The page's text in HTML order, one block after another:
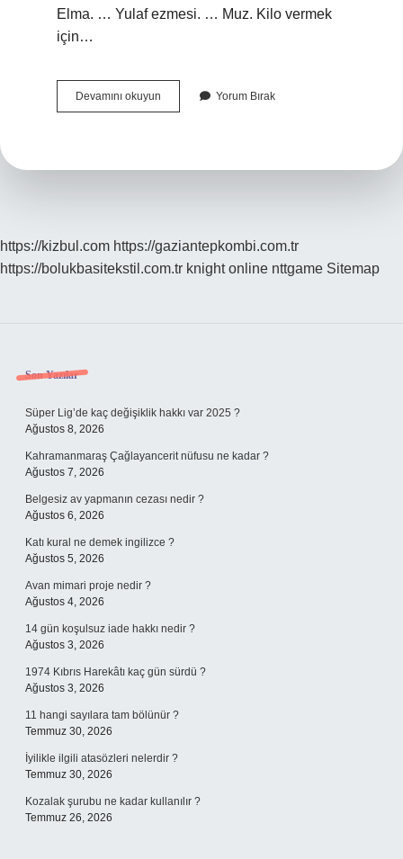
Elma. … Yulaf ezmesi. … Muz. Kilo vermek
için…
Devamını okuyun
Vermek
Yorum Bırak
https://kizbul.com https://gaziantepkombi.com.tr
https://bolukbasitekstil.com.tr knight online nttgame Sitemap
Sidebar
Son Yazılar
Süper Lig’de kaç değişiklik hakkı var 2025 ?
Ağustos 8, 2026
Kahramanmaraş Çağlayancerit nüfusu ne kadar ?
Ağustos 7, 2026
Belgesiz av yapmanın cezası nedir ?
Ağustos 6, 2026
Katı kural ne demek ingilizce ?
Ağustos 5, 2026
Avan mimari proje nedir ?
Ağustos 4, 2026
14 gün koşulsuz iade hakkı nedir ?
Ağustos 3, 2026
1974 Kıbrıs Harekâtı kaç gün sürdü ?
Ağustos 3, 2026
11 hangi sayılara tam bölünür ?
Temmuz 30, 2026
İyilikle ilgili atasözleri nelerdir ?
Temmuz 30, 2026
Kozalak şurubu ne kadar kullanılır ?
Temmuz 26, 2026